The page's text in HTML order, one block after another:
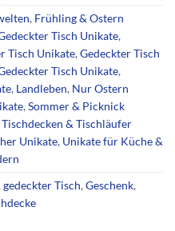
, Frühling & Ostern
Tisch Unikate,
Tisch Unikate,Gedeckter Tisch
Tisch Unikate,
, Landleben, Nur Ostern
,Sommer & Picknick
Tischdecken & Tischläufer
Unikate, Unikate für Küche &
gedeckter Tisch,Geschenk,